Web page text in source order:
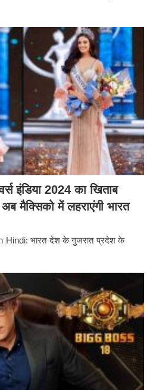
इंडिया 2024 का खिताब
अब मैक्सिको में लहराएंगी भारत
Hindi: भारत देश के गुजरात प्रदेश के